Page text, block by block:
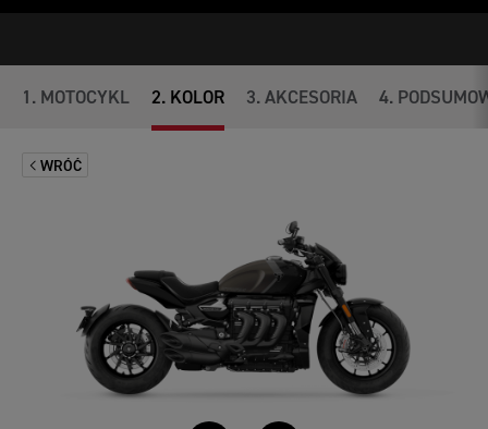
1 . MOTOCYKL 2. KOLOR 3. AKCESORIA 4.
WRÓĆ